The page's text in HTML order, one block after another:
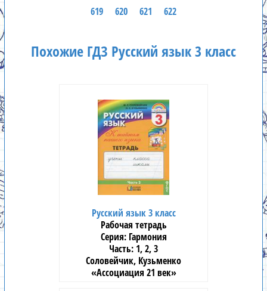
619
620 621 622
Похожие ГДЗ Русский язык 3 класс
Русский язык 3 класс
Рабочая тетрадь
Гармония
1, 2, 3
Соловейчик, Кузьменко
«Ассоциация 21 век»